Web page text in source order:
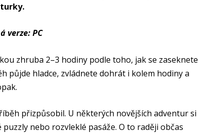
verze: PC
zhruba 2–3 hodiny podle toho, jak se zaseknete
půjde hladce, zvládnete dohrát i kolem hodiny a
přizpůsobil. U některých novějších adventur si
nebo rozvleklé pasáže. O to raději občas